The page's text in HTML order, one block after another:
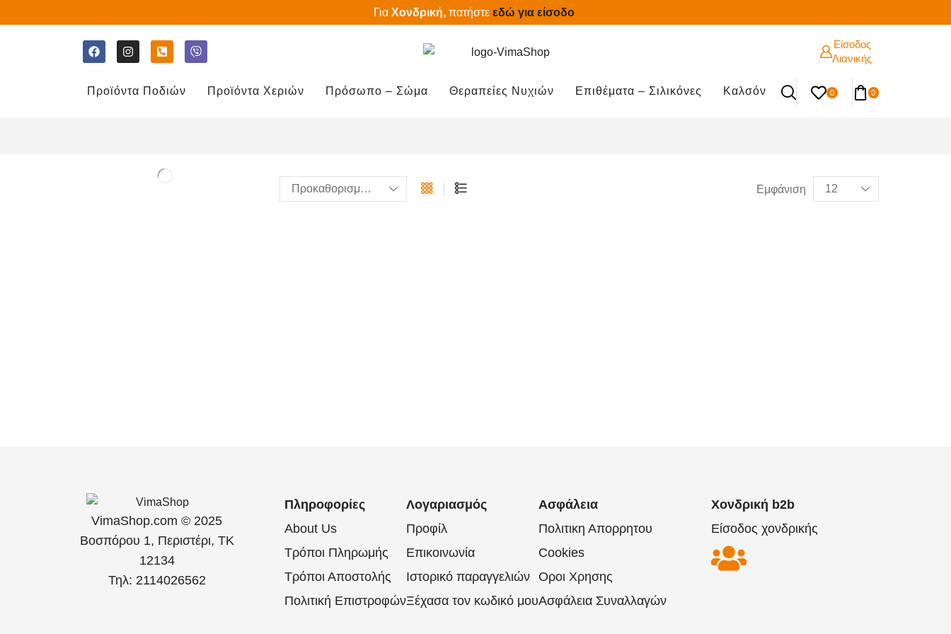
Για Χονδρική, πατήστε εδώ για είσοδο
Είσοδος
Λιανικής
Προϊόντα Ποδιών Προϊόντα Χεριών Πρόσωπο – Σώμα Θεραπείες Νυχιών Επιθέματα – Σιλικόνες Καλσόν 0 0
Εμφάνιση
VimaShop.com © 2025
Βοσπόρου 1, Περιστέρι, ΤΚ
12134
Τηλ: 2114026562
Πληροφορίες
About Us
Τρόποι Πληρωμής
Τρόποι Αποστολής
Πολιτική Επιστροφών
Λογαριασμός
Προφίλ
Επικοινωνία
Ιστορικό παραγγελιών
Ξέχασα τον κωδικό μου
Ασφάλεια
Πολιτικη Απορρητου
Cookies
Οροι Χρησης
Ασφάλεια Συναλλαγών
Χονδρική b2b
Είσοδος χονδρικής